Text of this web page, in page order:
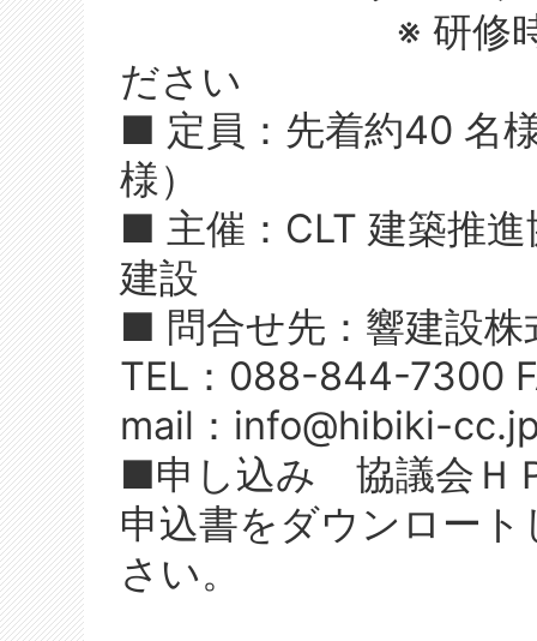
※ 研修時間ま
ださい
■ 定員：先着約40 名
様）
■ 主催：CLT 建築推
建設
■ 問合せ先：響建設株
TEL：088-844-7300
mail：info@hibiki-
■申し込み 協議会Ｈ
申込書をダウンロー
さい。